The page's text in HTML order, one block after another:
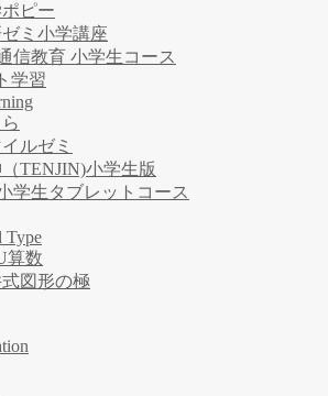
ピー
ミ小学講座
信教育 小学生コース
学習
ルゼミ
TENJIN)小学生版
学生タブレットコース
Type
算数
図形の極